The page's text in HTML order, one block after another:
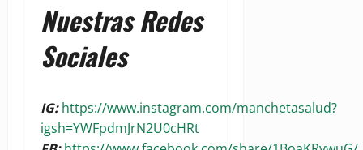
Nuestras Redes
Sociales
IG:https://www.instagram.com/manchetasalud?
igsh=YWFpdmJrN2U0cHRt